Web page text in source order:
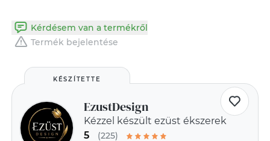
Kérdésem van a termékről
Termék bejelentése
KÉSZÍTETTE
EzustDesign
Kézzel készült ezüst ékszerek
5
(225)